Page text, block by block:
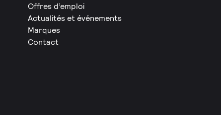
Offres d’emploi
Actualités et événements
Marques
Contact